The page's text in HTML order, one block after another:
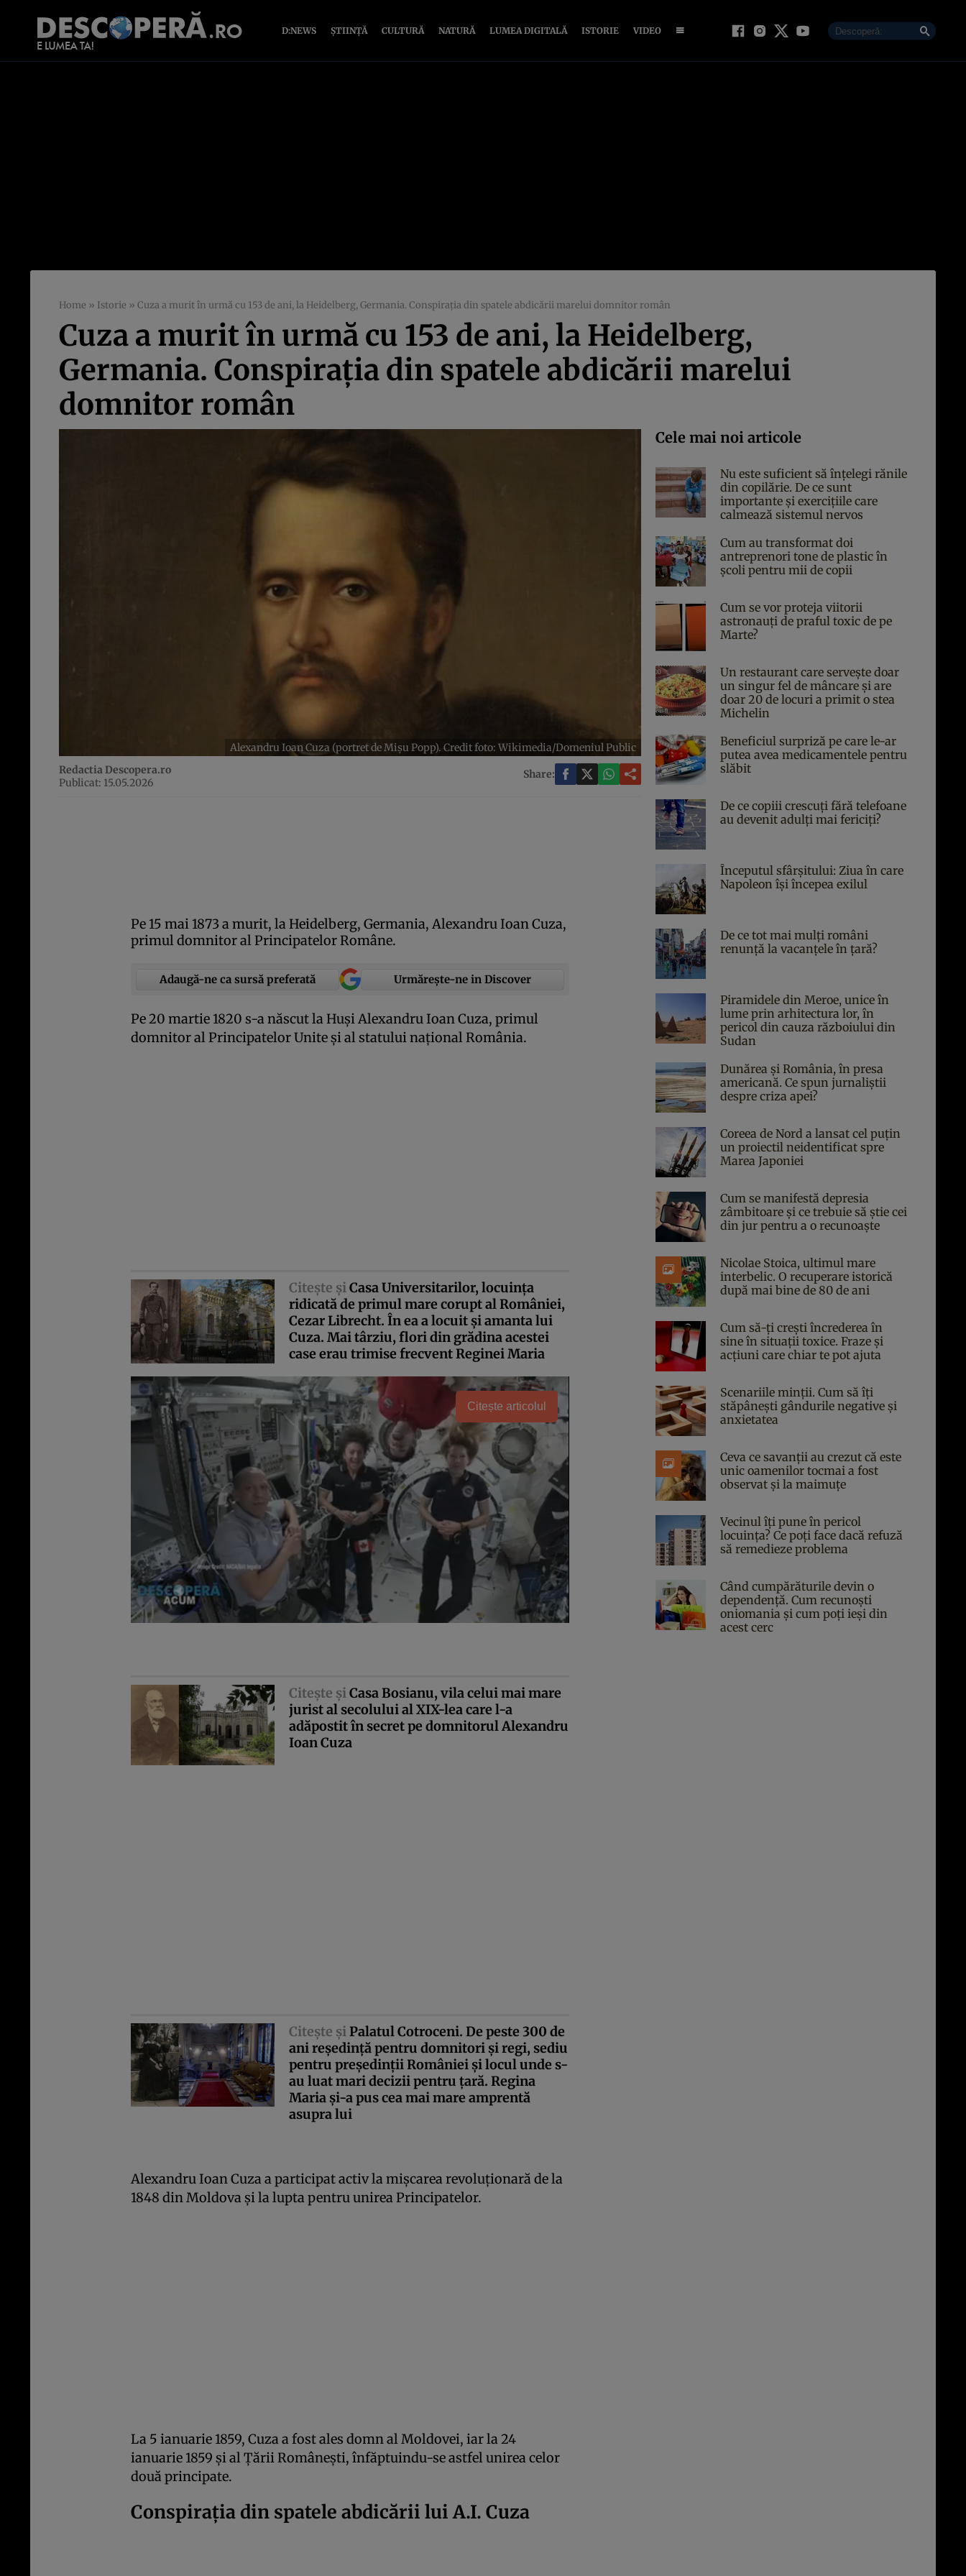
D:NEWS ȘTIINȚĂ CULTURĂ NATURĂ LUMEA DIGITALĂ ISTORIE VIDEO
Home » Istorie » Cuza a murit în urmă cu 153 de ani, la Heidelberg, Germania. Conspiraţia din spatele abdicării marelui domnitor român
Cuza a murit în urmă cu 153 de ani, la Heidelberg,
Germania. Conspiraţia din spatele abdicării marelui
domnitor român
Alexandru Ioan Cuza (portret de Mișu Popp). Credit foto: Wikimedia/Domeniul Public
Redactia Descopera.ro
Publicat: 15.05.2026
Share:
Pe 15 mai 1873 a murit, la Heidelberg, Germania, Alexandru Ioan Cuza,
primul domnitor al Principatelor Române.
Adaugă-ne ca sursă preferată Urmărește-ne in Discover
Pe 20 martie 1820 s-a născut la Huşi Alexandru Ioan Cuza, primul
domnitor al Principatelor Unite şi al statului naţional România.
Citeşte şiCasa Universitarilor, locuinţa
ridicată de primul mare corupt al României,
Cezar Librecht. În ea a locuit şi amanta lui
Cuza. Mai târziu, flori din grădina acestei
case erau trimise frecvent Reginei Maria
Citește articolul
Citeşte şiCasa Bosianu, vila celui mai mare
jurist al secolului al XIX-lea care l-a
adăpostit în secret pe domnitorul Alexandru
Ioan Cuza
Citeşte şiPalatul Cotroceni. De peste 300 de
ani reşedinţă pentru domnitori şi regi, sediu
pentru preşedinţii României şi locul unde s-
au luat mari decizii pentru ţară. Regina
Maria şi-a pus cea mai mare amprentă
asupra lui
Alexandru Ioan Cuza a participat activ la mişcarea revoluţionară de la
1848 din Moldova şi la lupta pentru unirea Principatelor.
La 5 ianuarie 1859, Cuza a fost ales domn al Moldovei, iar la 24
ianuarie 1859 şi al Ţării Româneşti, înfăptuindu-se astfel unirea celor
două principate.
Conspiraţia din spatele abdicării lui A.I. Cuza
Cele mai noi articole
Nu este suficient să înțelegi rănile
din copilărie. De ce sunt
importante și exercițiile care
calmează sistemul nervos
Cum au transformat doi
antreprenori tone de plastic în
școli pentru mii de copii
Cum se vor proteja viitorii
astronauți de praful toxic de pe
Marte?
Un restaurant care servește doar
un singur fel de mâncare și are
doar 20 de locuri a primit o stea
Michelin
Beneficiul surpriză pe care le-ar
putea avea medicamentele pentru
slăbit
De ce copiii crescuți fără telefoane
au devenit adulți mai fericiți?
Începutul sfârşitului: Ziua în care
Napoleon îşi începea exilul
De ce tot mai mulți români
renunță la vacanțele în țară?
Piramidele din Meroe, unice în
lume prin arhitectura lor, în
pericol din cauza războiului din
Sudan
Dunărea și România, în presa
americană. Ce spun jurnaliștii
despre criza apei?
Coreea de Nord a lansat cel puțin
un proiectil neidentificat spre
Marea Japoniei
Cum se manifestă depresia
zâmbitoare și ce trebuie să știe cei
din jur pentru a o recunoaște
Nicolae Stoica, ultimul mare
interbelic. O recuperare istorică
după mai bine de 80 de ani
Cum să-ți crești încrederea în
sine în situații toxice. Fraze și
acțiuni care chiar te pot ajuta
Scenariile minții. Cum să îți
stăpânești gândurile negative și
anxietatea
Ceva ce savanții au crezut că este
unic oamenilor tocmai a fost
observat și la maimuțe
Vecinul îți pune în pericol
locuința? Ce poți face dacă refuză
să remedieze problema
Când cumpărăturile devin o
dependență. Cum recunoști
oniomania și cum poți ieși din
acest cerc